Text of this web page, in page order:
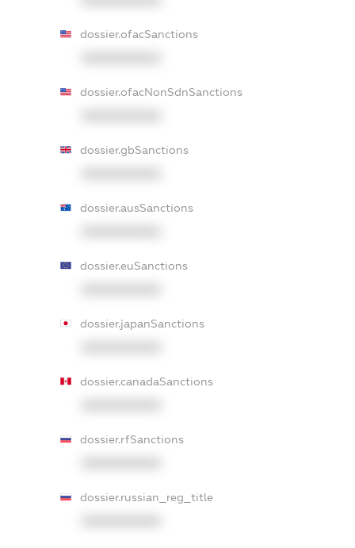
dossier.ofacSanctions
dossier.ofacNonSdnSanctions
dossier.gbSanctions
dossier.ausSanctions
dossier.euSanctions
dossier.japanSanctions
dossier.canadaSanctions
dossier.rfSanctions
dossier.russian_reg_title